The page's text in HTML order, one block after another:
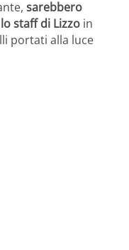
sarebbero
staff di Lizzo in
portati alla luce